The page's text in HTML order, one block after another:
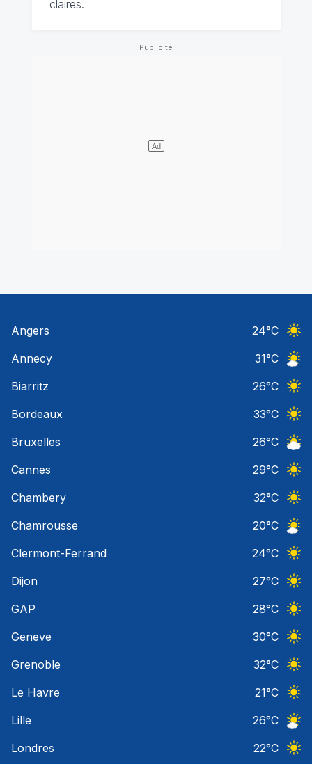
claires.
Angers 24°C
Annecy
31°C
Biarritz
26°C
Bordeaux
33°C
Bruxelles
26°C
Cannes
29°C
Chambery
32°C
Chamrousse
20°C
Clermont-Ferrand
24°C
Dijon
27°C
GAP
28°C
Geneve
30°C
Grenoble
32°C
Le Havre
21°C
Lille
26°C
Londres
22°C